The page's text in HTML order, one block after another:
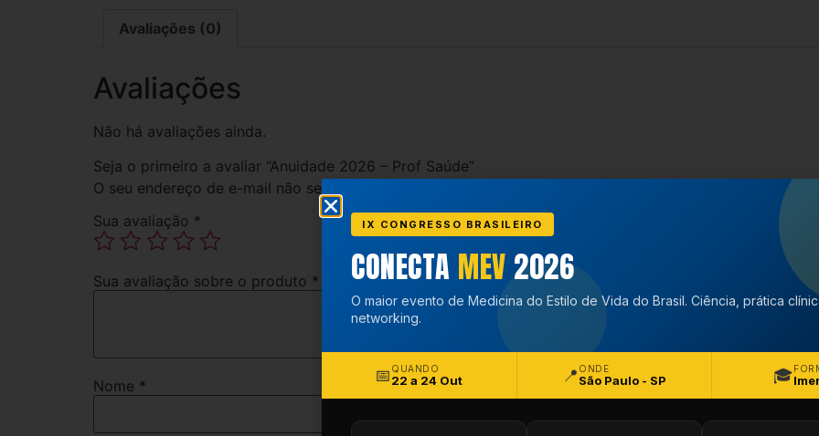
Avaliações (0)
Avaliações
Não há avaliações ainda.
Seja o primeiro a avaliar “Anuidade 2026 – Prof Saúde”
O seu endereço de e-mail não será publicado.
Sua avaliação *
Sua avaliação sobre o produto *
Nome *
IX CONGRESSO BRASILEIRO
CONECTA MEV 2026
O maior evento de Medicina do Estilo de Vida do Brasil. Ciência, prática
networking.
📅 QUANDO
22 a 24 Out 📍 ONDE
São Paulo - SP 🎓